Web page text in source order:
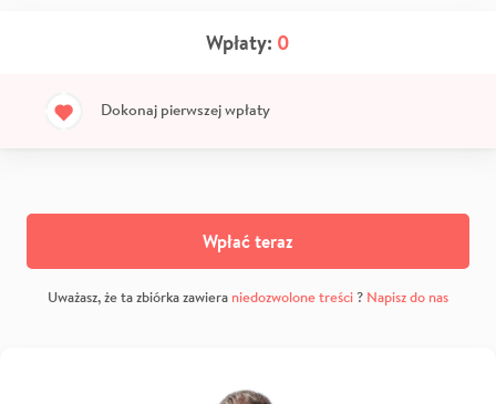
Wpłaty: 0
Dokonaj pierwszej wpłaty
Wpłać teraz
Uważasz, że ta zbiórka zawiera niedozwolone treści? Napisz do nas